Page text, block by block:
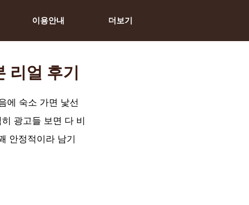
이용안내 더보기
리얼 후기
에 숙소 가면 낯선
광고들 보면 다 비
안정적이라 남기